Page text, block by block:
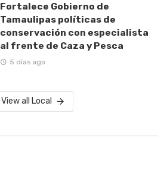
Fortalece Gobierno de
Tamaulipas políticas de
conservación con especialista
al frente de Caza y Pesca
5 días ago
View all Local